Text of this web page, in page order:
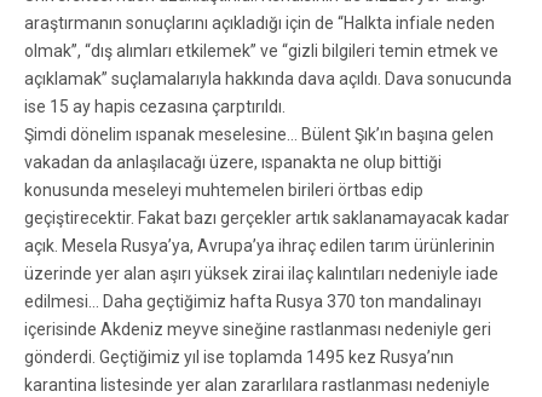
araştırmanın sonuçlarını açıkladığı için de “Halkta infiale neden
olmak”, “dış alımları etkilemek” ve “gizli bilgileri temin etmek ve
açıklamak” suçlamalarıyla hakkında dava açıldı. Dava sonucunda
ise 15 ay hapis cezasına çarptırıldı.
Şimdi dönelim ıspanak meselesine… Bülent Şık’ın başına gelen
vakadan da anlaşılacağı üzere, ıspanakta ne olup bittiği
konusunda meseleyi muhtemelen birileri örtbas edip
geçiştirecektir. Fakat bazı gerçekler artık saklanamayacak kadar
açık. Mesela Rusya’ya, Avrupa’ya ihraç edilen tarım ürünlerinin
üzerinde yer alan aşırı yüksek zirai ilaç kalıntıları nedeniyle iade
edilmesi… Daha geçtiğimiz hafta Rusya 370 ton mandalinayı
içerisinde Akdeniz meyve sineğine rastlanması nedeniyle geri
gönderdi. Geçtiğimiz yıl ise toplamda 1495 kez Rusya’nın
karantina listesinde yer alan zararlılara rastlanması nedeniyle